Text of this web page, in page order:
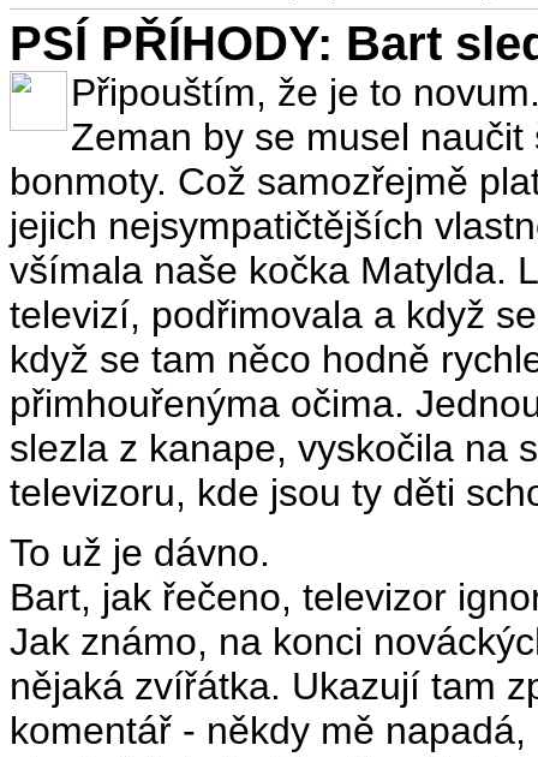
PSÍ PŘÍHODY: Bart
Připouštím, že je to
Zeman by se musel
bonmoty. Což samozřejmě
jejich nejsympatičtějších
všímala naše kočka Matylda.
televizí, podřimovala a když
když se tam něco hodně
přimhouřenýma očima.
slezla z kanape, vyskočila na
televizoru, kde jsou ty děti
To už je dávno.
Bart, jak řečeno, televizor
Jak známo, na konci
nějaká zvířátka. Ukazují tam
komentář - někdy mě